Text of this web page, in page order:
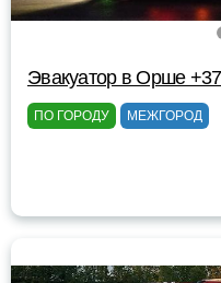
Эвакуатор в Орше
ПО ГОРОДУ МЕЖГОРОД